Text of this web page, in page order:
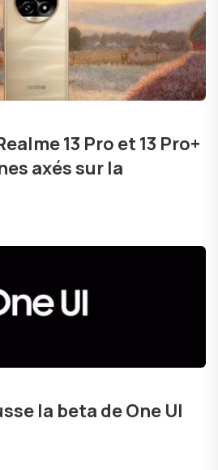
13 Pro et 13 Pro+
axés sur la
la beta de One UI